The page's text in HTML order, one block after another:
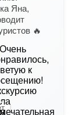
Яна,
🔥